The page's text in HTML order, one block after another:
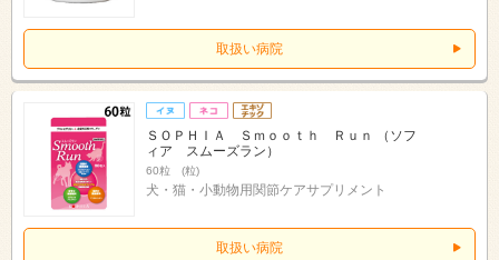
取扱い病院
ＳＯＰＨＩＡ Ｓｍｏｏｔｈ Ｒｕｎ （ソフ
ィア スムーズラン）
60粒 (粒)
犬・猫・小動物用関節ケアサプリメント
取扱い病院